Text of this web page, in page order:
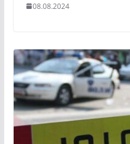
08.08.2024